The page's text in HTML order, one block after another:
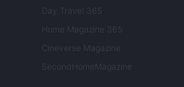
Day Travel 365
Home Magazine 365
Cineverse Magazine
SecondHomeMagazine